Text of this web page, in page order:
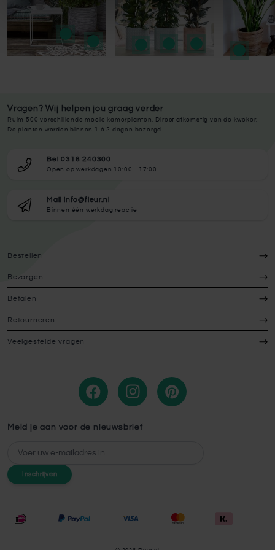
Vragen? Wij helpen jou graag verder
Ruim 500 verschillende mooie kamerplanten. Direct afkomstig van de kweker.
De planten worden binnen 1 à 2 dagen bezorgd.
Bel 0318 240300
Open op werkdagen 10:00 - 17:00
Mail info@fleur.nl
Binnen één werkdag reactie
Bestellen
Bezorgen
Betalen
Retourneren
Veelgestelde vragen
Meld je aan voor de nieuwsbrief
E-mailadres
Inschrijven